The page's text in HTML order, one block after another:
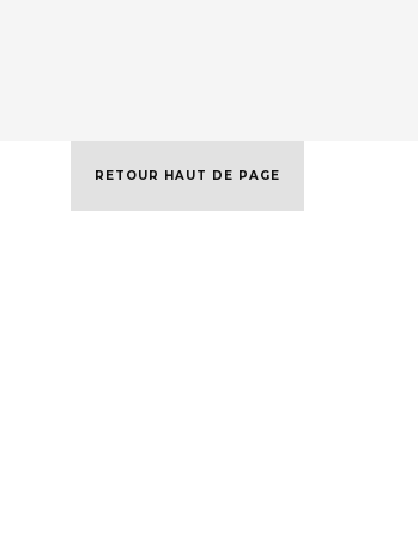
RETOUR HAUT DE PAGE